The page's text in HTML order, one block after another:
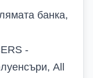
банка,
-
All